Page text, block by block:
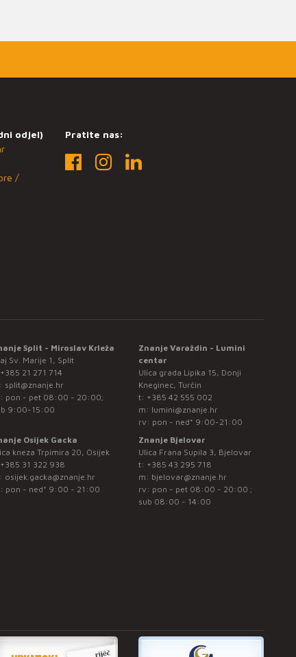
odjel)
/
Pratite nas:
Split - Miroslav Krleža
Sv. Marije 1, Split
+385 21 271 714
split@znanje.hr
pon - pet 08:00 - 20:00;
9:00-15:00
Znanje Varaždin - Lumini
centar
Ulica grada Lipika 15, Donji
Kneginec, Turčin
t: +385 42 555 002
m: lumini@znanje.hr
rv: pon - ned* 9:00-21:00
Osijek Gacka
kneza Trpimira 20, Osijek
+385 31 322 938
osijek.gacka@znanje.hr
pon - ned* 9:00 - 21:00
Znanje Bjelovar
Ulica Frana Supila 3, Bjelovar
t: +385 43 295 718
m: bjelovar@znanje.hr
rv: pon - pet 08:00 - 20:00 ;
sub 08:00 - 14:00